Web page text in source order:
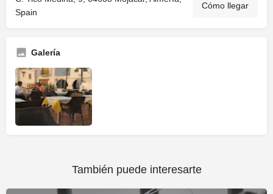
Spain
Cómo llegar
Galería
También puede interesarte